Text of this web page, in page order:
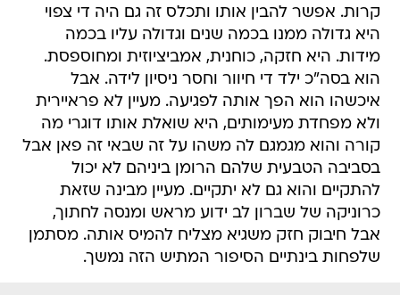
קרות. אפשר להבין אותו ותכלס זה גם היה די צפוי 
היא גדולה ממנו בכמה שנים וגדולה עליו בכמה
מידות. היא חזקה, כוחנית, אמביציוזית ומחוספסת.
הוא בסה"כ ילד די חיוור וחסר ניסיון לידה. אבל
איכשהו הוא הפך אותה לפגיעה. מעיין לא פראיירית
ולא מפחדת מעימותים, היא שואלת אותו דוגרי מה
קורה והוא מגמגם לה משהו על זה שבאי זה פאן אבל
בסביבה הטבעית שלהם הרומן ביניהם לא יכול
להתקיים והוא גם לא יתקיים. מעיין מבינה שזאת
כרוניקה של שברון לב ידוע מראש ומנסה לחתוך,
אבל חיבוק חזק משגיא מצליח להמיס אותה. מסתמן
שלפחות בינתיים הסיפור המתיש הזה נמשך.